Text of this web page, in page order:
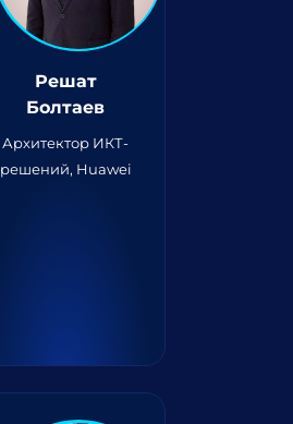
Решат
Болтаев
Архитектор ИКТ-
решений, Huawei